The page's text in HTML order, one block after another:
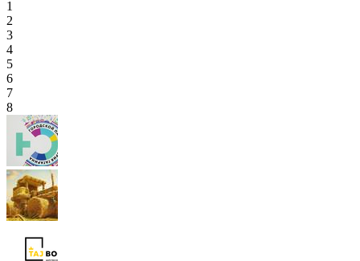
1
2
3
4
5
6
7
8